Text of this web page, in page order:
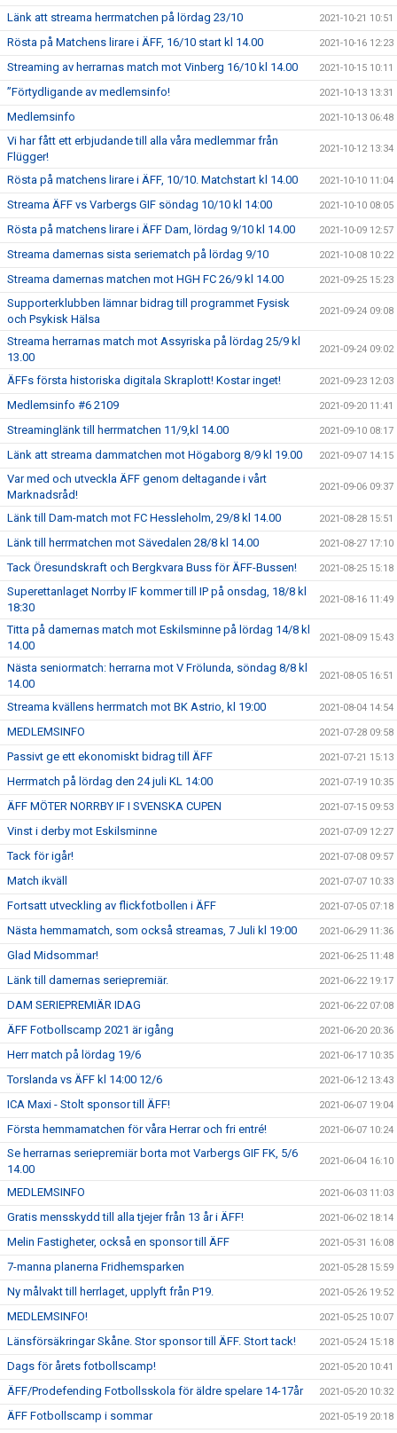
Länk att streama herrmatchen på lördag 23/10
2021-10-21 10:51
Rösta på Matchens lirare i ÄFF, 16/10 start kl 14.00 2021-10-16 12:23
Streaming av herrarnas match mot Vinberg 16/10 kl 14.00 2021-10-15 10:11
”Förtydligande av medlemsinfo! 2021-10-13 13:31
Medlemsinfo 2021-10-13 06:48
Vi har fått ett erbjudande till alla våra medlemmar från
Flügger!
2021-10-12 13:34
Rösta på matchens lirare i ÄFF, 10/10. Matchstart kl 14.00 2021-10-10 11:04
Streama ÄFF vs Varbergs GIF söndag 10/10 kl 14:00 2021-10-10 08:05
Rösta på matchens lirare i ÄFF Dam, lördag 9/10 kl 14.00 2021-10-09 12:57
Streama damernas sista seriematch på lördag 9/10 2021-10-08 10:22
Streama damernas matchen mot HGH FC 26/9 kl 14.00 2021-09-25 15:23
Supporterklubben lämnar bidrag till programmet Fysisk
och Psykisk Hälsa
2021-09-24 09:08
Streama herrarnas match mot Assyriska på lördag 25/9 kl
13.00
2021-09-24 09:02
ÄFFs första historiska digitala Skraplott! Kostar inget! 2021-09-23 12:03
Medlemsinfo #6 2109 2021-09-20 11:41
Streaminglänk till herrmatchen 11/9,kl 14.00 2021-09-10 08:17
Länk att streama dammatchen mot Högaborg 8/9 kl 19.00 2021-09-07 14:15
Var med och utveckla ÄFF genom deltagande i vårt
Marknadsråd!
2021-09-06 09:37
Länk till Dam-match mot FC Hessleholm, 29/8 kl 14.00 2021-08-28 15:51
Länk till herrmatchen mot Sävedalen 28/8 kl 14.00 2021-08-27 17:10
Tack Öresundskraft och Bergkvara Buss för ÄFF-Bussen! 2021-08-25 15:18
Superettanlaget Norrby IF kommer till IP på onsdag, 18/8 kl
18:30
2021-08-16 11:49
Titta på damernas match mot Eskilsminne på lördag 14/8 kl
14.00
2021-08-09 15:43
Nästa seniormatch: herrarna mot V Frölunda, söndag 8/8 kl
14.00
2021-08-05 16:51
Streama kvällens herrmatch mot BK Astrio, kl 19:00 2021-08-04 14:54
MEDLEMSINFO 2021-07-28 09:58
Passivt ge ett ekonomiskt bidrag till ÄFF 2021-07-21 15:13
Herrmatch på lördag den 24 juli KL 14:00 2021-07-19 10:35
ÄFF MÖTER NORRBY IF I SVENSKA CUPEN 2021-07-15 09:53
Vinst i derby mot Eskilsminne 2021-07-09 12:27
Tack för igår! 2021-07-08 09:57
Match ikväll 2021-07-07 10:33
Fortsatt utveckling av flickfotbollen i ÄFF 2021-07-05 07:18
Nästa hemmamatch, som också streamas, 7 Juli kl 19:00 2021-06-29 11:36
Glad Midsommar! 2021-06-25 11:48
Länk till damernas seriepremiär. 2021-06-22 19:17
DAM SERIEPREMIÄR IDAG 2021-06-22 07:08
ÄFF Fotbollscamp 2021 är igång 2021-06-20 20:36
Herr match på lördag 19/6 2021-06-17 10:35
Torslanda vs ÄFF kl 14:00 12/6 2021-06-12 13:43
ICA Maxi - Stolt sponsor till ÄFF! 2021-06-07 19:04
Första hemmamatchen för våra Herrar och fri entré! 2021-06-07 10:24
Se herrarnas seriepremiär borta mot Varbergs GIF FK, 5/6
14.00
2021-06-04 16:10
MEDLEMSINFO 2021-06-03 11:03
Gratis mensskydd till alla tjejer från 13 år i ÄFF! 2021-06-02 18:14
Melin Fastigheter, också en sponsor till ÄFF 2021-05-31 16:08
7-manna planerna Fridhemsparken 2021-05-28 15:59
Ny målvakt till herrlaget, upplyft från P19. 2021-05-26 19:52
MEDLEMSINFO! 2021-05-25 10:07
Länsförsäkringar Skåne. Stor sponsor till ÄFF. Stort tack! 2021-05-24 15:18
Dags för årets fotbollscamp! 2021-05-20 10:41
ÄFF/Prodefending Fotbollsskola för äldre spelare 14-17år 2021-05-20 10:32
ÄFF Fotbollscamp i sommar 2021-05-19 20:18